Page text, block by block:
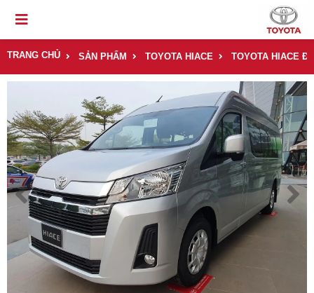
TRANG CHỦ SẢN PHẨM TOYOTA HIACE TOYOTA HIACE